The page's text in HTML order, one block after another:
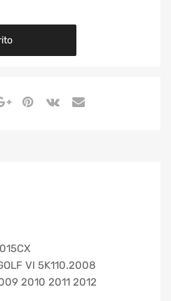
VI 5K110.2008
2010 2011 2012